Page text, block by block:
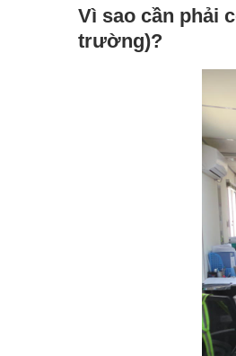
Vì sao cần phải
trường)?